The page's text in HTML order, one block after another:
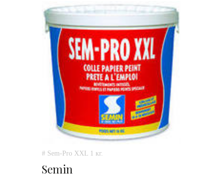
# Sem-Pro XXL 1 кг.
Semin